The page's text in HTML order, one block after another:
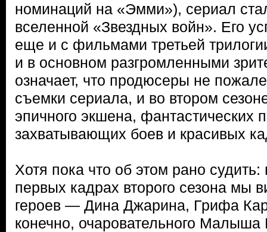
номинаций на «Эмми»), сериал
вселенной «Звездных войн». Его
еще и с фильмами третьей
и в основном разгромленными
означает, что продюсеры не
съемки сериала, и во втором
эпичного экшена, фантастических
захватывающих боев и красивых
Хотя пока что об этом рано
первых кадрах второго сезона мы
героев — Дина Джарина, Грифа
конечно, очаровательного Малыша